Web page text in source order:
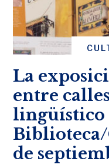
La
entre
lingüístico
Biblioteca/
de